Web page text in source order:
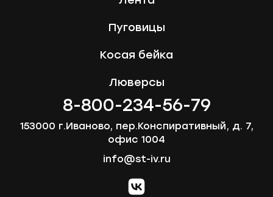
Пуговицы
Косая бейка
Люверсы
8-800-234-56-79
153000 г.Иваново, пер.Конспиративный, д. 7,
офис 1004
info@st-iv.ru
vk.com